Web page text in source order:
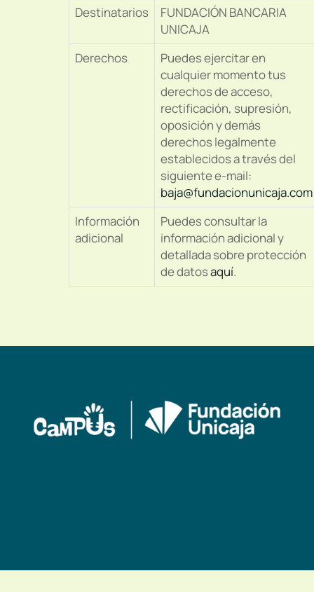
Destinatarios
FUNDACIÓN BANCARIA
UNICAJA
Derechos
Puedes ejercitar en
cualquier momento tus
derechos de acceso,
rectificación, supresión,
oposición y demás
derechos legalmente
establecidos a través del
siguiente e-mail:
baja@fundacionunicaja.com
Información
adicional
Puedes consultar la
información adicional y
detallada sobre protección
de datosaquí.